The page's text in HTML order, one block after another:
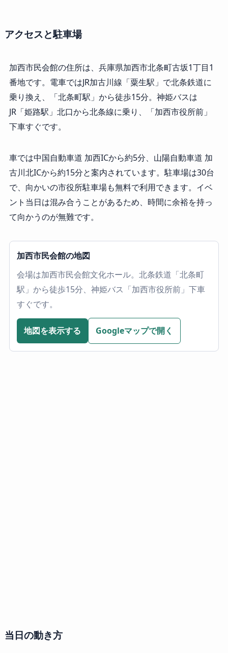
アクセスと駐車場
加西市民会館の住所は、兵庫県加西市北条町古坂1丁目1
番地です。電車ではJR加古川線「粟生駅」で北条鉄道に
乗り換え、「北条町駅」から徒歩15分。神姫バスは
JR「姫路駅」北口から北条線に乗り、「加西市役所前」
下車すぐです。
車では中国自動車道 加西ICから約5分、山陽自動車道 加
古川北ICから約15分と案内されています。駐車場は30台
で、向かいの市役所駐車場も無料で利用できます。イベ
ント当日は混み合うことがあるため、時間に余裕を持っ
て向かうのが無難です。
加西市民会館の地図
会場は加西市民会館文化ホール。北条鉄道「北条町
駅」から徒歩15分、神姫バス「加西市役所前」下車
すぐです。
地図を表示する Googleマップで開く
当日の動き方